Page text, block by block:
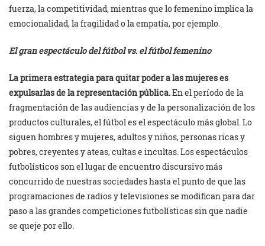
fuerza, la competitividad, mientras que lo femenino implica la
emocionalidad, la fragilidad o la empatía, por ejemplo.
El gran espectáculo del fútbol vs. el fútbol femenino
La primera estrategia para quitar poder a las mujeres es
expulsarlas de la representación pública.En el período de la
fragmentación de las audiencias y de la personalización de los
productos culturales, el fútbol es el espectáculo más global. Lo
siguen hombres y mujeres, adultos y niños, personas ricas y
pobres, creyentes y ateas, cultas e incultas. Los espectáculos
futbolísticos son el lugar de encuentro discursivo más
concurrido de nuestras sociedades hasta el punto de que las
programaciones de radios y televisiones se modifican para dar
paso a las grandes competiciones futbolísticas sin que nadie
se queje por ello.